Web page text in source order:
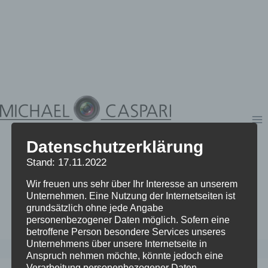
Datenschutzerklärung
Stand: 17.11.2022
Wir freuen uns sehr über Ihr Interesse an unserem
Unternehmen. Eine Nutzung der Internetseiten ist
grundsätzlich ohne jede Angabe
personenbezogener Daten möglich. Sofern eine
betroffene Person besondere Services unseres
Unternehmens über unsere Internetseite in
Anspruch nehmen möchte, könnte jedoch eine